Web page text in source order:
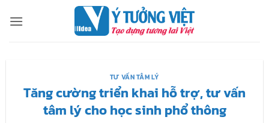
qua
TƯ VẤN TÂM LÝ
Tăng cường triển khai hỗ trợ, tư vấn
tâm lý cho học sinh phổ thông